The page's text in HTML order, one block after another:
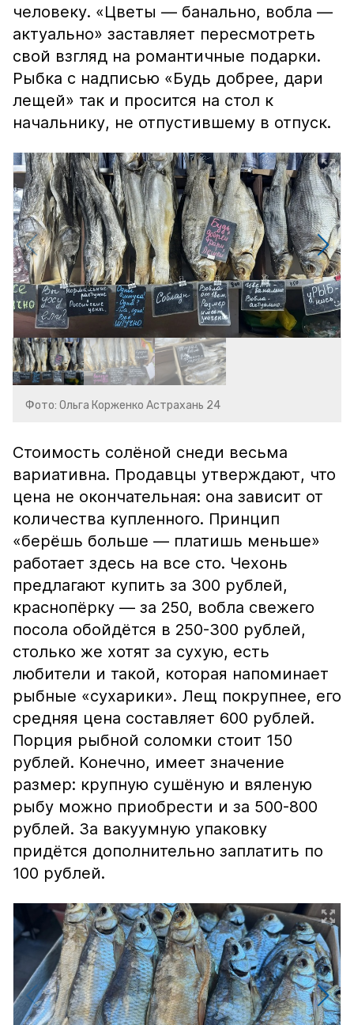
человеку. «Цветы — банально, вобла —
актуально» заставляет пересмотреть
свой взгляд на романтичные подарки.
Рыбка с надписью «Будь добрее, дари
лещей» так и просится на стол к
начальнику, не отпустившему в отпуск.
Фото: Ольга Корженко Астрахань 24
Стоимость солёной снеди весьма
вариативна. Продавцы утверждают, что
цена не окончательная: она зависит от
количества купленного. Принцип
«берёшь больше — платишь меньше»
работает здесь на все сто. Чехонь
предлагают купить за 300 рублей,
краснопёрку — за 250, вобла свежего
посола обойдётся в 250-300 рублей,
столько же хотят за сухую, есть
любители и такой, которая напоминает
рыбные «сухарики». Лещ покрупнее, его
средняя цена составляет 600 рублей.
Порция рыбной соломки стоит 150
рублей. Конечно, имеет значение
размер: крупную сушёную и вяленую
рыбу можно приобрести и за 500-800
рублей. За вакуумную упаковку
придётся дополнительно заплатить по
100 рублей.